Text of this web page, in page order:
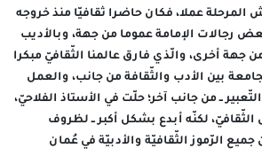
عملا، فكان حاضرا ثقافيّا منذ خروجه
رجالات الإمامة عموما من جهة، وبالأديب
جهة أخرى، والّذي فارق عالمنا الثّقافيّ مبكرا
الجامعة بين الأدب والثّقافة من جانب، والعمل
ــ من جانب آخر؛ حلّت في الأستاذ الفلاحيّ،
لكنّه أبدع بشكل أكبر ــ لظروف
جميع الرّموز الثّقافيّة والأدبيّة في عُمان